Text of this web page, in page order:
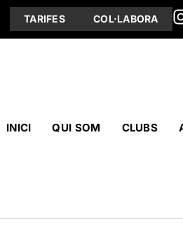
TARIFES COL·LABORA
INICI QUI SOM CLUBS